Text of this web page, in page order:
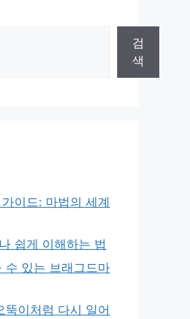
검
색
이드: 마법의 세계
쉽게 이해하는 법
수 있는 브래그드마
뚝이처럼 다시 일어